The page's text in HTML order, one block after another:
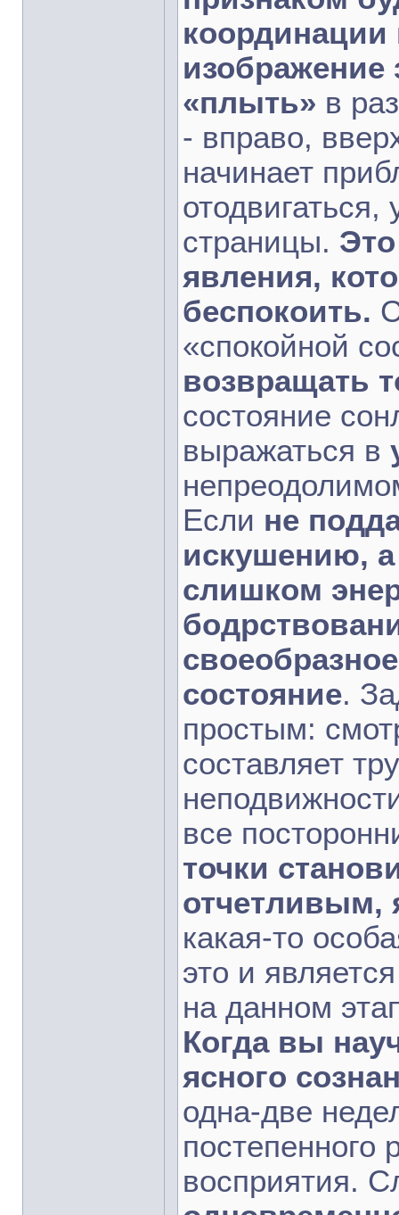
координации
изображение
«плыть» в
- вправо,
начинает
отодвигаться,
страницы.
явления,
беспокоить.
«спокойной
возвращать
состояние
выражаться в
Если не
искушению,
слишком
состояние.
простым:
составляет
все
точки
какая-то
это и
на данном
Когда вы
ясного
одна-две
восприятия.